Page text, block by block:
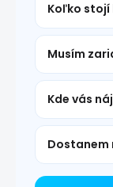
Koľko
Musím
Kde vás
Dostanem